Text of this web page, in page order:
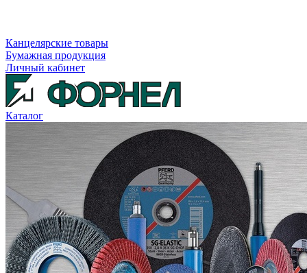
Канцелярские товары
Бумажная продукция
Личный кабинет
Каталог